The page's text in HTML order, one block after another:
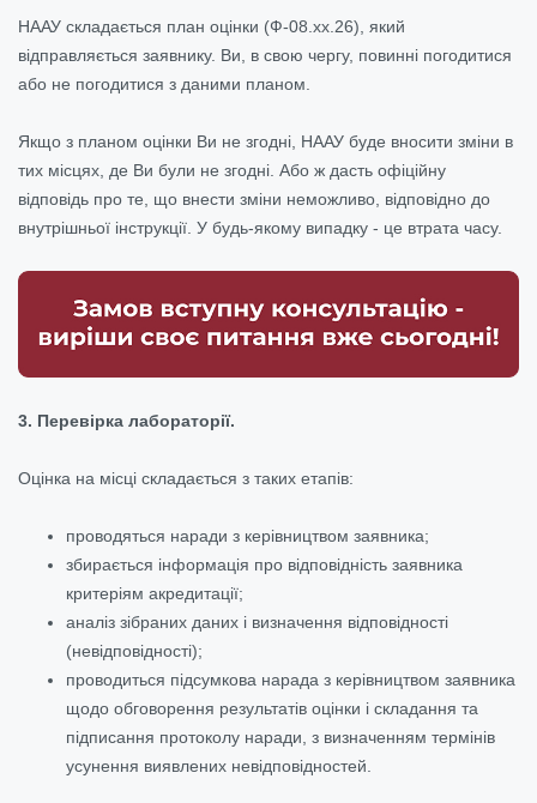
НААУ складається план оцінки (Ф-08.хх.26), який
відправляється заявнику. Ви, в свою чергу, повинні погодитися
або не погодитися з даними планом.
Якщо з планом оцінки Ви не згодні, НААУ буде вносити зміни в
тих місцях, де Ви були не згодні. Або ж дасть офіційну
відповідь про те, що внести зміни неможливо, відповідно до
внутрішньої інструкції. У будь-якому випадку - це втрата часу.
3. Перевірка лабораторії.
Оцінка на місці складається з таких етапів:
проводяться наради з керівництвом заявника;
збирається інформація про відповідність заявника
критеріям акредитації;
аналіз зібраних даних і визначення відповідності
(невідповідності);
проводиться підсумкова нарада з керівництвом заявника
щодо обговорення результатів оцінки і складання та
підписання протоколу наради, з визначенням термінів
усунення виявлених невідповідностей.